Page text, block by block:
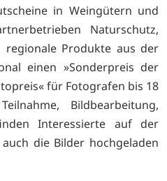
in Weingütern und
Naturschutz,
regionale Produkte aus der
einen »Sonderpreis der
für Fotografen bis 18
Bildbearbeitung,
Interessierte auf der
die Bilder hochgeladen